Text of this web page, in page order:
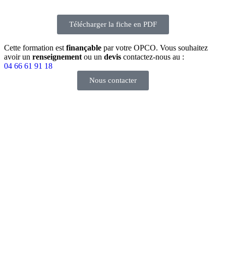
Télécharger la fiche en PDF
Cette formation est finançable par votre OPCO. Vous souhaitez
avoir un renseignement ou un devis contactez-nous au :
04 66 61 91 18
Nous contacter